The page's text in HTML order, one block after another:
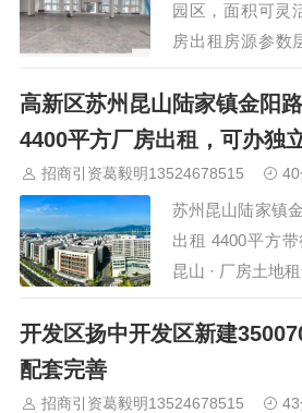
园区，面积可灵
房出租房源参数
短租期一年开发
全新园区，面积
计20000平，可
近嘉闵高架1公
另外宝山嘉定青
欢迎实地勘察您
高新区苏州昆山陆家镇金阳
4400平方厂房出租，可办独
招商引资葛毅明13524678515
苏州昆山陆家镇
出租 4400平方
昆山 · 厂房土地
年8月6日昆山陆
处独栋厂房现对
高约9米，配备5
开发区扬中开发区新建
配套完善
招商引资葛毅明13524678515